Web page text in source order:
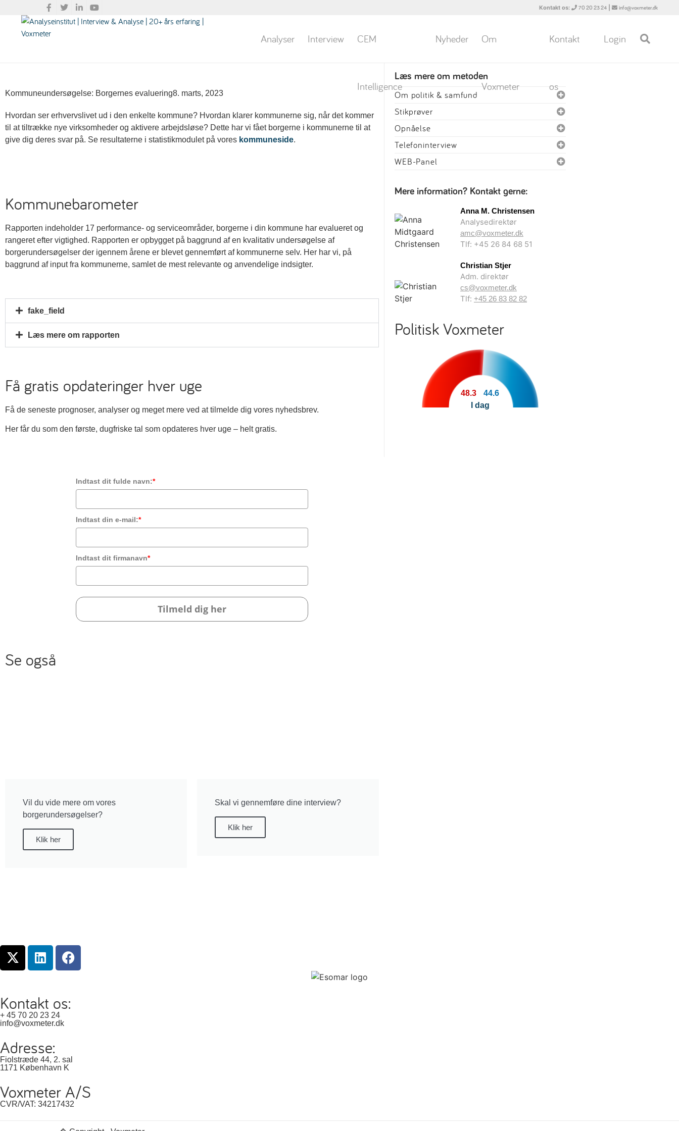
Kontakt os: 70 20 23 24 | info@voxmeter.dk
Analyser Interview CEM
Intelligence
Nyheder Om
Voxmeter
Kontakt
os
Login
Kommuneundersøgelse: Borgernes evaluering8. marts, 2023
Hvordan ser erhvervslivet ud i den enkelte kommune? Hvordan klarer kommunerne sig, når det kommer
til at tiltrække nye virksomheder og aktivere arbejdsløse? Dette har vi fået borgerne i kommunerne til at
give dig deres svar på. Se resultaterne i statistikmodulet på vores kommuneside.
Kommunebarometer
Rapporten indeholder 17 performance- og serviceområder, borgerne i din kommune har evalueret og
rangeret efter vigtighed. Rapporten er opbygget på baggrund af en kvalitativ undersøgelse af
borgerundersøgelser der igennem årene er blevet gennemført af kommunerne selv. Her har vi, på
baggrund af input fra kommunerne, samlet de mest relevante og anvendelige indsigter.
fake_field
Læs mere om rapporten
Få gratis opdateringer hver uge
Få de seneste prognoser, analyser og meget mere ved at tilmelde dig vores nyhedsbrev.
Her får du som den første, dugfriske tal som opdateres hver uge – helt gratis.
Indtast dit fulde navn:*
Indtast din e-mail:*
Indtast dit firmanavn*
Tilmeld dig her
Se også
Vil du vide mere om vores
borgerundersøgelser?
Klik her
Skal vi gennemføre dine interview?
Klik her
Læs mere om metoden
Om politik & samfund
Stikprøver
Opnåelse
Telefoninterview
WEB-Panel
Mere information? Kontakt gerne:
Anna M. Christensen
Analysedirektør
amc@voxmeter.dk
Tlf: +45 26 84 68 51
Christian Stjer
Adm. direktør
cs@voxmeter.dk
Tlf: +45 26 83 82 82
Politisk Voxmeter
48.3
44.6
I dag
Kontakt os:
+ 45 70 20 23 24
info@voxmeter.dk
Adresse:
Fiolstræde 44, 2. sal
1171 København K
Voxmeter A/S
CVR/VAT: 34217432